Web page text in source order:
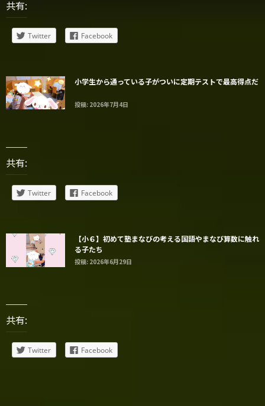
共有:
Twitter Facebook
小学生から通っている子がついに定期テストで最高得点だ
投稿: 2026年7月4日
共有:
Twitter Facebook
【小６】初めて塾まなびの考える国語やまなび算数に触れ
る子たち
投稿: 2026年6月29日
共有:
Twitter Facebook